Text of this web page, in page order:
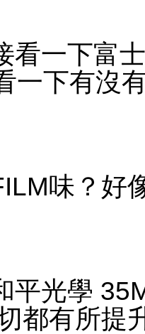
看一下富
一下有沒
味？好
平光學
都有所提